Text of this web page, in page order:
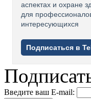
аспектах и охране
для
интересующихся
Подписаться в
Введите ваш E-mail: